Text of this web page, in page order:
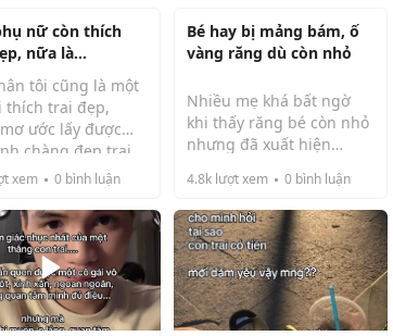
nữ còn thích
nữa là...
tôi cũng là một
thích trai đẹp,
ước lấy được
chàng đẹp trai.
DG rằng: Đàn
không thích vợ
nói dối. Và bản
LP (Tôi ...
xem 0 bình luận
Bé hay bị mảng bám, ố
vàng răng dù còn nhỏ
Nhiều mẹ khá bất ngờ
khi thấy răng bé còn nhỏ
nhưng đã xuất hiện
vàng. Nhìn qua thì tưởng
không nghiêm trọng,
nhưng thực tế đây là dấu
hiệu cho thấy việc vệ sinh
răng miệng của bé ...
4.8klượt xem 0bình luận